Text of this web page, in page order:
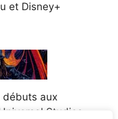
et Disney+
débuts aux
Studios